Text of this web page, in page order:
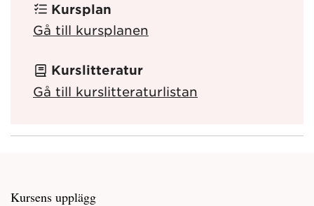
Kursplan
Gå till kursplanen
Kurslitteratur
Gå till kurslitteraturlistan
Kursens upplägg